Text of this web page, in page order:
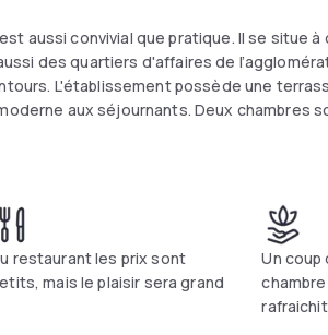
aussi convivial que pratique. Il se situe
des quartiers d'affaires de
L'établissement possède une
aux séjournants. Deux chambres
restaurant les prix sont
mais le plaisir sera grand
Un coup
rafraichit